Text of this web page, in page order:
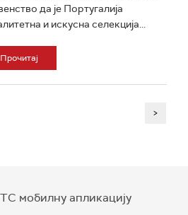
да је Португалија
и искусна селекција...
Прочитај
>
мобилну апликацију